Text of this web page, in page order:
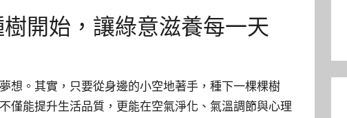
開始，讓綠意滋養每一天
想。其實，只要從身邊的小空地著手，種下一棵棵樹
僅能提升生活品質，更能在空氣淨化、氣溫調節與心理